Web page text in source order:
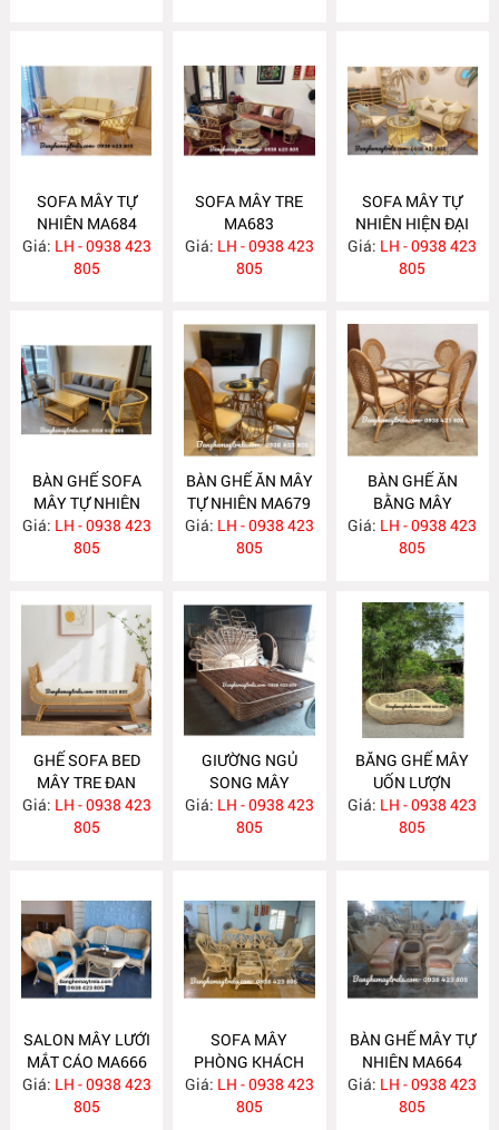
SOFA MÂY TỰ
NHIÊN MA684
Giá: LH - 0938 423
805
SOFA MÂY TRE
MA683
Giá: LH - 0938 423
805
SOFA MÂY TỰ
NHIÊN HIỆN ĐẠI
MA682
Giá: LH - 0938 423
805
BÀN GHẾ SOFA
MÂY TỰ NHIÊN
MA681
Giá: LH - 0938 423
805
BÀN GHẾ ĂN MÂY
TỰ NHIÊN MA679
Giá: LH - 0938 423
805
BÀN GHẾ ĂN
BẰNG MÂY
MA678
Giá: LH - 0938 423
805
GHẾ SOFA BED
MÂY TRE ĐAN
MA671
Giá: LH - 0938 423
805
GIƯỜNG NGỦ
SONG MÂY
MA670
Giá: LH - 0938 423
805
BĂNG GHẾ MÂY
UỐN LƯỢN
MA667
Giá: LH - 0938 423
805
SALON MÂY LƯỚI
MẮT CÁO MA666
Giá: LH - 0938 423
805
SOFA MÂY
PHÒNG KHÁCH
MA665
Giá: LH - 0938 423
805
BÀN GHẾ MÂY TỰ
NHIÊN MA664
Giá: LH - 0938 423
805